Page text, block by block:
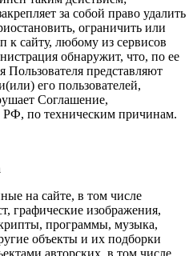
за собой право удалить
ограничить или
к сайту, любому из сервисов
обнаружит, что, по ее
Пользователя представляют
его пользователей,
Соглашение,
РФ, по техническим причинам.
на сайте, в том числе
графические изображения,
программы, музыка,
объекты и их подборки
авторских, в том числе